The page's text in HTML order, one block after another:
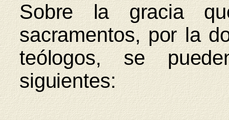
Sobre la gracia
sacramentos, por la
teólogos, se
siguientes: